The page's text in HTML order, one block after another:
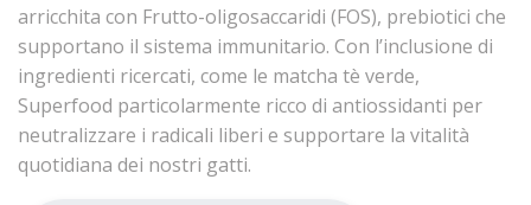
arricchita con Frutto-oligosaccaridi (FOS), prebiotici che
supportano il sistema immunitario. Con l’inclusione di
ingredienti ricercati, come le matcha tè verde,
Superfood particolarmente ricco di antiossidanti per
neutralizzare i radicali liberi e supportare la vitalità
quotidiana dei nostri gatti.